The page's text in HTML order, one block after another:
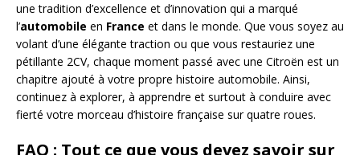
une tradition d’excellence et d’innovation qui a marqué
l’automobile en France et dans le monde. Que vous soyez au
volant d’une élégante traction ou que vous restauriez une
pétillante 2CV, chaque moment passé avec une Citroën est un
chapitre ajouté à votre propre histoire automobile. Ainsi,
continuez à explorer, à apprendre et surtout à conduire avec
fierté votre morceau d’histoire française sur quatre roues.
FAQ : Tout ce que vous devez savoir sur